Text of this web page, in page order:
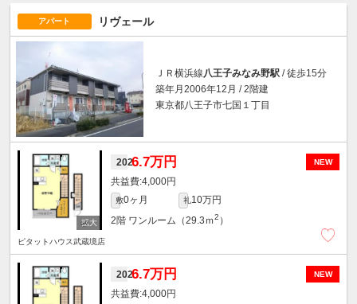
アパート リヴェール
ＪＲ横浜線八王子みなみ野駅 / 徒歩15分
築年月2006年12月 / 2階建
東京都八王子市七国１丁目
NEW
2026.7万円
4,000円
敷0ヶ月 礼10万円
2階 ワンルーム（29.3ｍ2 ）
ピタットハウス武蔵境店
NEW
2026.7万円
4,000円